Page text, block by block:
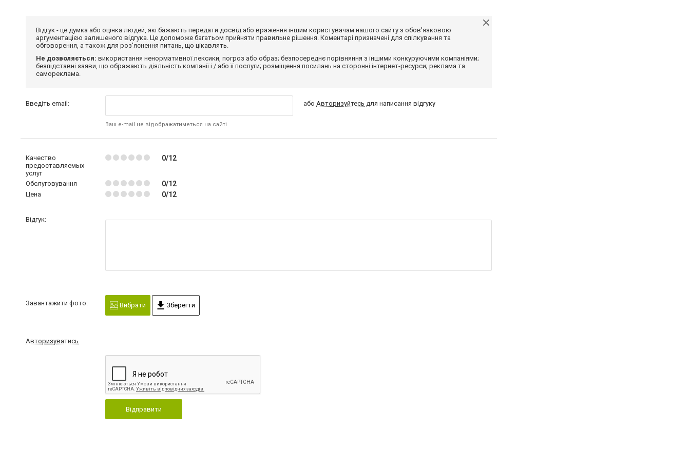
Відгук - це думка або оцінка людей, які бажають передати досвід або враження іншим користувачам нашого сайту з обов'язковою
аргументацією залишеного відгука. Це допоможе багатьом прийняти правильне рішення. Коментарі призначені для спілкування та
обговорення, а також для роз'яснення питань, що цікавлять.
Не дозволяється: використання ненормативної лексики, погроз або образ; безпосереднє порівняння з іншими конкуруючими компаніями;
безпідставні заяви, що ображають діяльність компанії і / або її послуги; розміщення посилань на сторонні інтернет-ресурси; реклама та
самореклама.
Введіть email:
Ваш e-mail не відображатиметься на сайті
або Авторизуйтесь для написання відгуку
Качество
предоставляемых
услуг
0/12
Обслуговування 0/12
Цена 0/12
Відгук:
Завантажити фото: Вибрати Зберегти
Авторизуватись
Відправити